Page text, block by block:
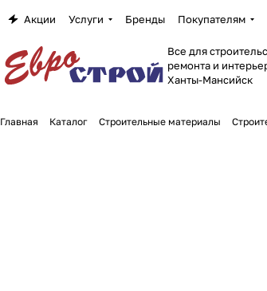
Акции Услуги Бренды Покупателям
Все для
ремонта и
Ханты-Мансийск
Главная Каталог Строительные материалы